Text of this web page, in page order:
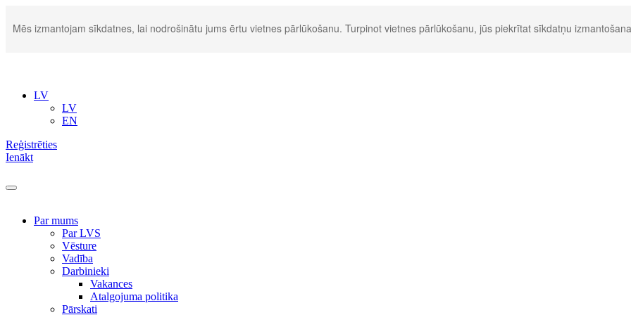
Mēs izmantojam sīkdatnes, lai nodrošinātu jums ērtu vietnes pārlūkošanu. Turpinot vietnes pārlūkošanu, jūs piekrītat sīkdatņu
LV
LV
EN
Reģistrēties
Ienākt
Par mums
Par LVS
Vēsture
Vadība
Darbinieki
Vakances
Atalgojuma politika
Pārskati